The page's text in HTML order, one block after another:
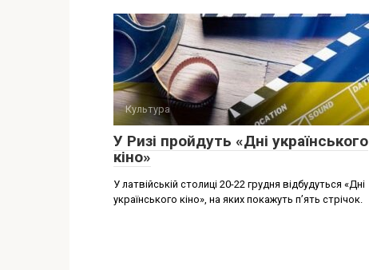
Культура
У Ризі пройдуть «Дні українського
кіно»
У латвійській столиці 20-22 грудня відбудуться «Дні
українського кіно», на яких покажуть п’ять стрічок.